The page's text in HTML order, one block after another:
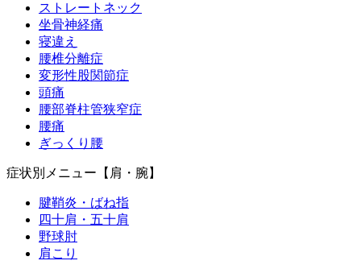
ストレートネック
坐骨神経痛
寝違え
腰椎分離症
変形性股関節症
頭痛
腰部脊柱管狭窄症
腰痛
ぎっくり腰
症状別メニュー【肩・腕】
腱鞘炎・ばね指
四十肩・五十肩
野球肘
肩こり